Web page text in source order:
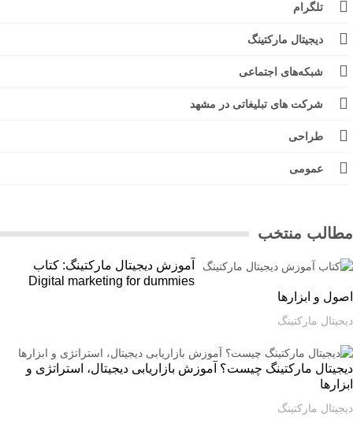
تلگرام
دیجیتال مارکتینگ
شبکه‌های اجتماعی
شرکت های تبلیغاتی در مشهد
طراحی
عمومی
منتخب
آموزش دیجیتال مارکتینگ: کتاب
Digital marketing for dummies
و ابزارها
مارکتینگ
مارکتینگ چیست؟ آموزش بازاریابی دیجیتال، استراتژی و
مارکتینگ